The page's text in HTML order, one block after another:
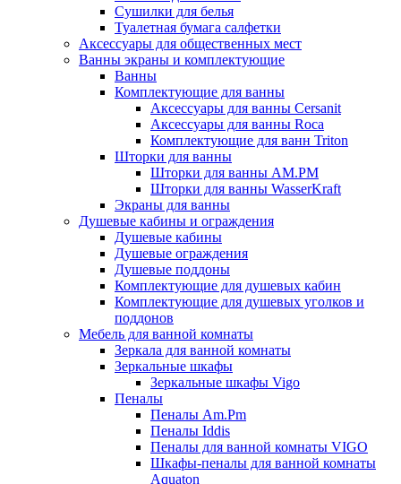
Сушилки для белья
Туалетная бумага салфетки
Аксессуары для общественных мест
Ванны экраны и комплектующие
Ванны
Комплектующие для ванны
Аксессуары для ванны Cersanit
Аксессуары для ванны Roca
Комплектующие для ванн Triton
Шторки для ванны
Шторки для ванны AM.PM
Шторки для ванны WasserKraft
Экраны для ванны
Душевые кабины и ограждения
Душевые кабины
Душевые ограждения
Душевые поддоны
Комплектующие для душевых кабин
Комплектующие для душевых уголков и
поддонов
Мебель для ванной комнаты
Зеркала для ванной комнаты
Зеркальные шкафы
Зеркальные шкафы Vigo
Пеналы
Пеналы Am.Pm
Пеналы Iddis
Пеналы для ванной комнаты VIGO
Шкафы-пеналы для ванной комнаты
Aquaton